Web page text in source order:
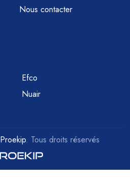
Nous contacter
Efco
Nuair
Proekip. Tous droits réservés